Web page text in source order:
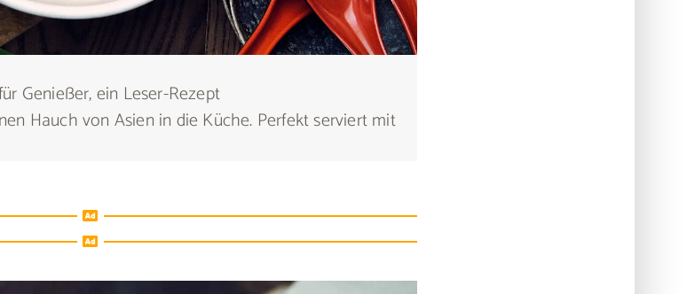
Genießer, ein Leser-Rezept
Hauch von Asien in die Küche. Perfekt serviert mit